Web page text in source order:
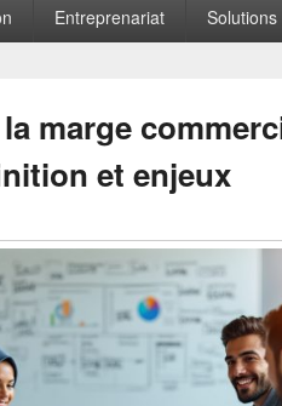
Entreprenariat Solutions
marge
et enjeux